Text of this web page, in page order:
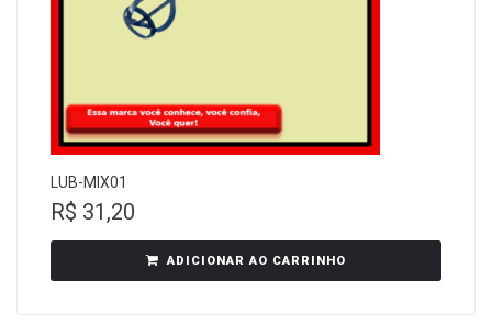
LUB-MIX01
R$ 31,20
ADICIONAR AO CARRINHO